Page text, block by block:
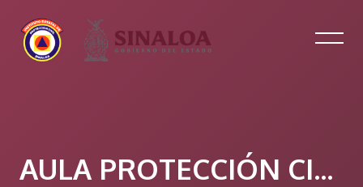
AULA PROTECCIÓN CIVIL SINALOA